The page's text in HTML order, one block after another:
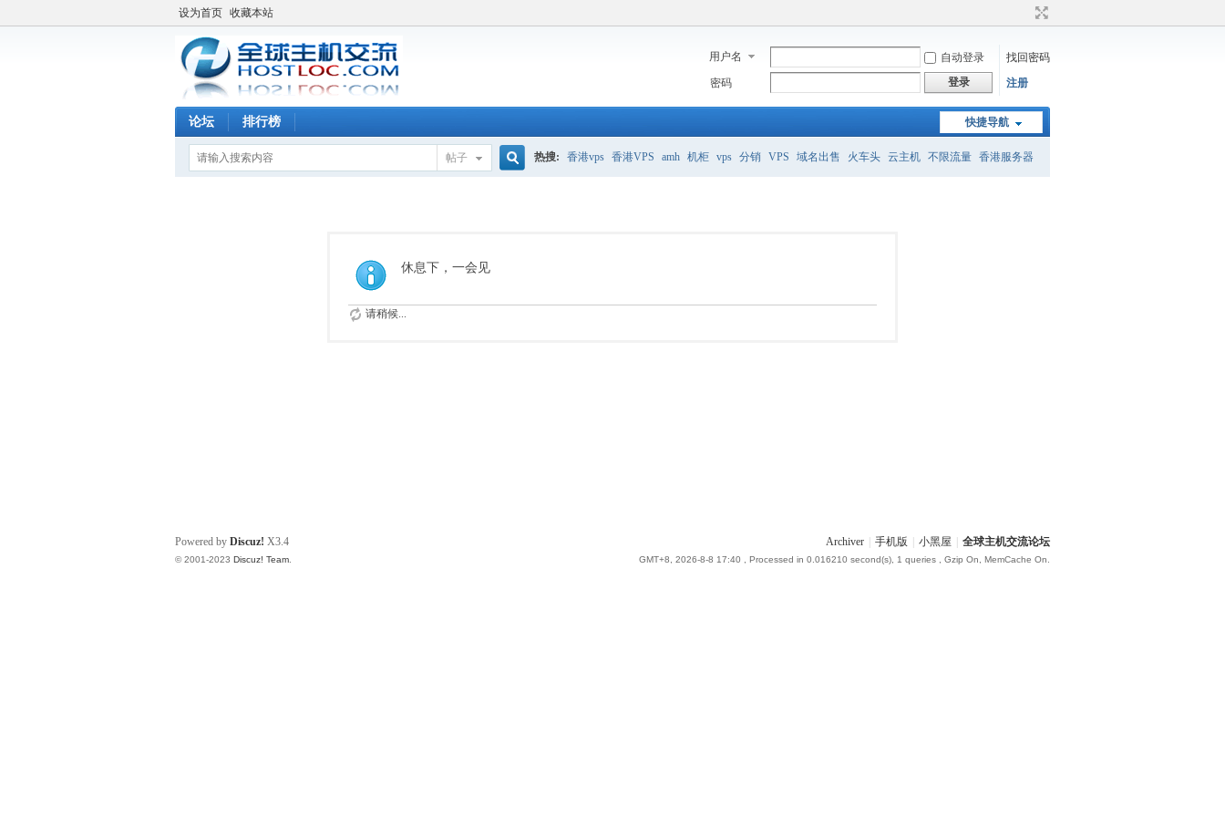
设为首页 收藏本站
用户名 自动登录
找回密码
密码
登录 注册
快捷导航
论坛 排行榜
帖子 热搜: 香港vps 香港VPS amh 机柜 vps 分销 VPS 域名出售 火车头 云主机 不限流量 香港服务器
休息下，一会见
请稍候...
Archiver 手机版 小黑屋 全球主机交流论坛
GMT+8, 2026-8-8 17:40 , Processed in 0.016210 second(s), 1 queries , Gzip On, MemCache On.
Powered by Discuz! X3.4
© 2001-2023 Discuz! Team